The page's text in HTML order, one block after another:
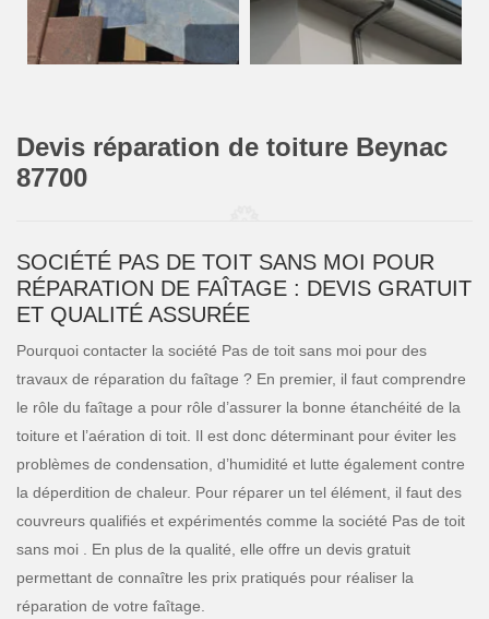
Devis réparation de toiture Beynac
87700
SOCIÉTÉ PAS DE TOIT SANS MOI POUR
RÉPARATION DE FAÎTAGE : DEVIS GRATUIT
ET QUALITÉ ASSURÉE
Pourquoi contacter la société Pas de toit sans moi pour des
travaux de réparation du faîtage ? En premier, il faut comprendre
le rôle du faîtage a pour rôle d’assurer la bonne étanchéité de la
toiture et l’aération di toit. Il est donc déterminant pour éviter les
problèmes de condensation, d’humidité et lutte également contre
la déperdition de chaleur. Pour réparer un tel élément, il faut des
couvreurs qualifiés et expérimentés comme la société Pas de toit
sans moi . En plus de la qualité, elle offre un devis gratuit
permettant de connaître les prix pratiqués pour réaliser la
réparation de votre faîtage.